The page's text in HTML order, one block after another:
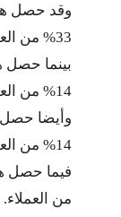
وقد حصل
33% من العملاء.
بينما حصل
14% من العملاء.
وأيضا حصل
14% من العملاء.
من العملاء.